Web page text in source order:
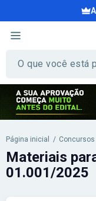
Página inicial / Concursos
Materiais
01.001/2025